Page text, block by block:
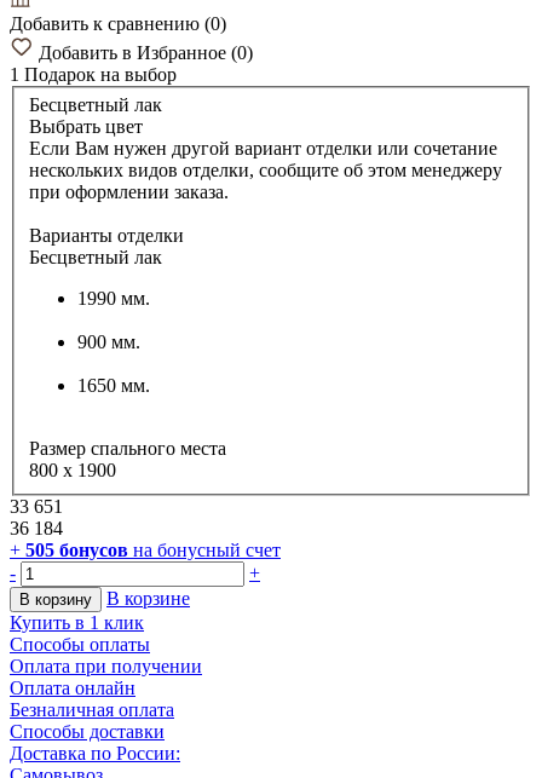
Добавить к сравнению (0)
Добавить в Избранное (0)
1 Подарок на выбор
Бесцветный лак
Выбрать цвет
Если Вам нужен другой вариант отделки или сочетание
нескольких видов отделки, сообщите об этом менеджеру
при оформлении заказа.
Варианты отделки
Бесцветный лак
1990 мм.
900 мм.
1650 мм.
Размер спального места
800 х 1900
33 651
36 184
+ 505 бонусов на бонусный счет
-
+
В корзину
В корзине
Купить в 1 клик
Способы оплаты
Оплата при получении
Оплата онлайн
Безналичная оплата
Способы доставки
Доставка по России: